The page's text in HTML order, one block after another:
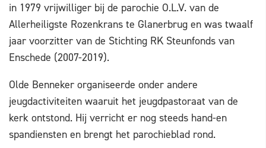
in 1979 vrijwilliger bij de parochie O.L.V. van de
Allerheiligste Rozenkrans te Glanerbrug en was twaalf
jaar voorzitter van de Stichting RK Steunfonds van
Enschede (2007-2019).
Olde Benneker organiseerde onder andere
jeugdactiviteiten waaruit het jeugdpastoraat van de
kerk ontstond. Hij verricht er nog steeds hand-en
spandiensten en brengt het parochieblad rond.